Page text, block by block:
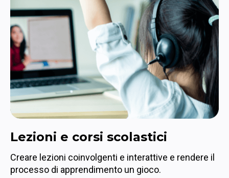
Esperienze
di
interattive
Lezioni e corsi scolastici
Creare lezioni coinvolgenti e interattive e rendere il
processo di apprendimento un gioco.